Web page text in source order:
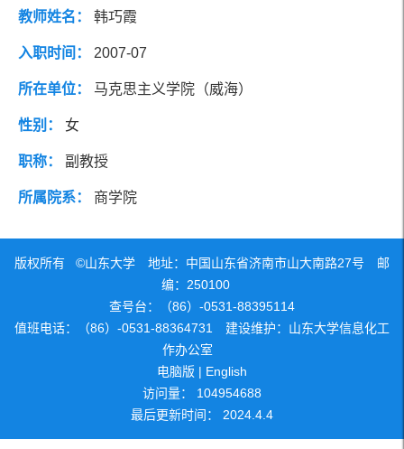
教育经历
社会兼职
教师姓名： 韩巧霞
入职时间： 2007-07
所在单位： 马克思主义学院（威海）
性别： 女
职称： 副教授
所属院系： 商学院
版权所有 ©山东大学 地址：中国山东省济南市山大南路27号 邮
编：250100
查号台：（86）-0531-88395114
值班电话：（86）-0531-88364731 建设维护：山东大学信息化工
作办公室
电脑版 | English
访问量： 104954688
最后更新时间： 2024 4 4